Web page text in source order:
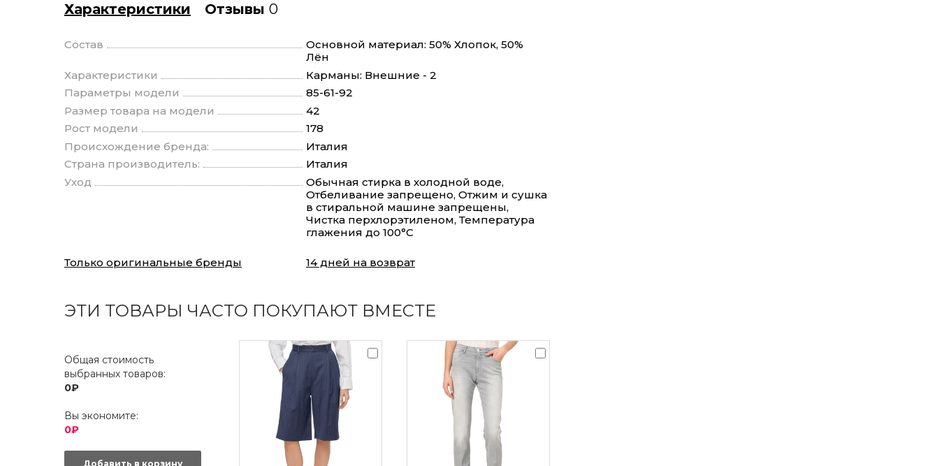
Характеристики Отзывы 0
Состав
Основной материал: 50% Хлопок, 50%
Лён
Характеристики
Карманы: Внешние - 2
Параметры модели
85-61-92
Размер товара на модели
42
Рост модели
178
Происхождение бренда:
Италия
Страна производитель:
Италия
Уход
Обычная стирка в холодной воде,
Отбеливание запрещено, Отжим и сушка
в стиральной машине запрещены,
Чистка перхлорэтиленом, Температура
глажения до 100°С
Только оригинальные бренды 14 дней на возврат
ЭТИ ТОВАРЫ ЧАСТО ПОКУПАЮТ ВМЕСТЕ
Общая стоимость
выбранных товаров:
0₽
Вы экономите:
0₽
Добавить в корзину